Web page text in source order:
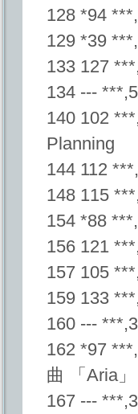
128 *94
129 *39
133 127
134 ---
140 102
Planning
144 112
148 115
154 *88
156 121
157 105
159 133
160 ---
162 *97
曲 「Aria
167 ---